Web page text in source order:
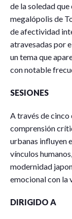
de la soledad
megalópolis de
de afectividad
atravesadas por
un tema que
con notable
SESIONES
A través de cinco
comprensión
urbanas influyen
vínculos
modernidad
emocional con la
DIRIGIDO A